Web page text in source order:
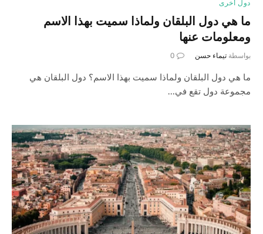
دول أخرى
ما هي دول البلقان ولماذا سميت بهذا الاسم
ومعلومات عنها
بواسطة تيماء حسن 0
ما هي دول البلقان ولماذا سميت بهذا الاسم؟ دول البلقان هي
مجموعة دول تقع في…